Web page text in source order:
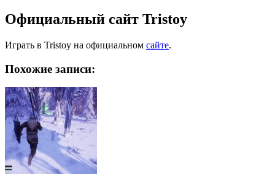
Официальный сайт Tristoy
Играть в Tristoy на официальном сайте.
Похожие записи: